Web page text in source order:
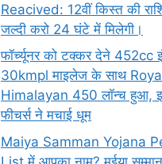
Reacived: 12वीं किस्त की
जल्दी करो 24 घंटे में मिलेगी।
फॉर्च्यूनर को टक्कर देने
30kmpl माइलेज के साथ
Himalayan 450 लॉन्च हुआ,
फीचर्स ने मचाई धूम
Maiya Samman Yojana